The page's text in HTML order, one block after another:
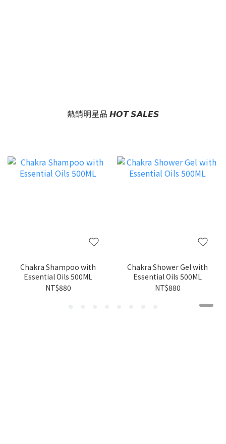
熱銷明星品 𝙃𝙊𝙏 𝙎𝘼𝙇𝙀𝙎
Chakra Shampoo with
Essential Oils 500ML
NT$880
Chakra Shower Gel with
Essential Oils 500ML
NT$880